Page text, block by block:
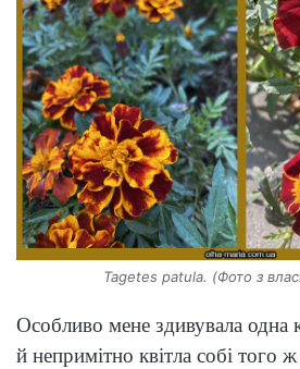
Tagetes patula. (Фото з
Особливо мене здивувала одна
й непримітно квітла собі того